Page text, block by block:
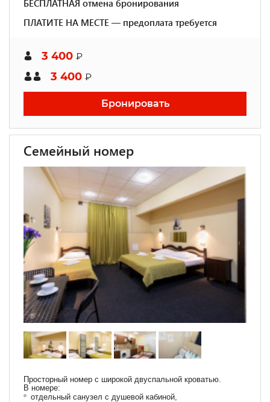
БЕСПЛАТНАЯ отмена бронирования
ПЛАТИТЕ НА МЕСТЕ — предоплата требуется
3 400 ₽
3 400 ₽
Бронировать
Семейный номер
Просторный номер с широкой двуспальной кроватью.
В номере:
отдельный санузел с душевой кабиной,